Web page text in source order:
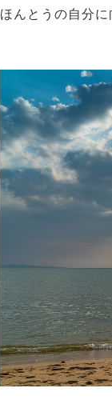
ほんとうの自分に